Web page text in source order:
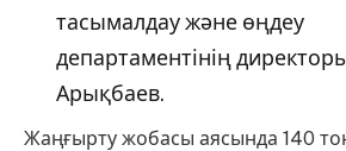
тасымалдау және өңдеу
департаментінің
Арықбаев.
Жаңғырту жобасы аясында 140